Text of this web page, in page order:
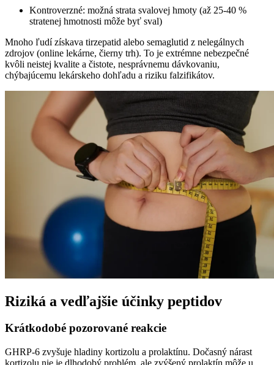
Kontroverzné: možná strata svalovej hmoty (až 25-40 %
stratenej hmotnosti môže byť sval)
Mnoho ľudí získava tirzepatid alebo semaglutid z nelegálnych
zdrojov (online lekárne, čierny trh). To je extrémne nebezpečné
kvôli neistej kvalite a čistote, nesprávnemu dávkovaniu,
chýbajúcemu lekárskeho dohľadu a riziku falzifikátov.
Riziká a vedľajšie účinky peptidov
Krátkodobé pozorované reakcie
GHRP-6 zvyšuje hladiny kortizolu a prolaktínu. Dočasný nárast